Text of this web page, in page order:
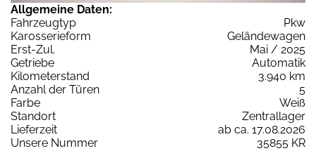
Allgemeine Daten:
Fahrzeugtyp
Pkw
Karosserieform
Geländewagen
Erst-Zul.
Mai / 2025
Getriebe
Automatik
Kilometerstand
3.940 km
Anzahl der Türen
5
Farbe
Weiß
Standort
Zentrallager
Lieferzeit
ab ca. 17.08.2026
Unsere Nummer
35855 KR